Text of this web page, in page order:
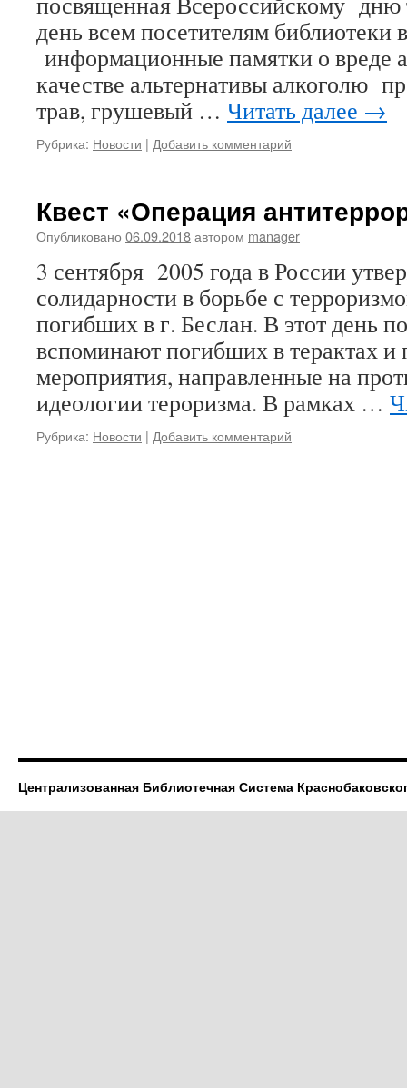
день всем посетителям библиотеки
информационные памятки о вреде
качестве альтернативы алкоголю
трав, грушевый … Читать далее →
Рубрика: Новости | Добавить комментарий
Квест «Операция
Опубликовано 06.09.2018автором manager
3 сентября 2005 года в России
солидарности в борьбе с
погибших в г. Беслан. В этот день
вспоминают погибших в терактах и
мероприятия, направленные на
идеологии тероризма. В рамках …
Рубрика: Новости | Добавить комментарий
Централизованная Библиотечная Система